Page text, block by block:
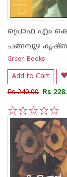
ചങ്ങമ്പുഴ
Green Books
Add to Cart
Rs 240.00 Rs
5
4
3
2
1